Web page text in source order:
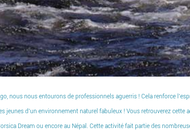
nous nous entourons de professionnels aguerris ! Cela renforce
jeunes d’un environnement naturel fabuleux ! Vous retrouverez cette
Dream ou encore au Népal . Cette activité fait partie des